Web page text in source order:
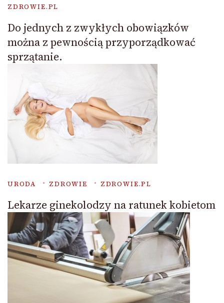
ZDROWIE.PL
Do jednych z zwykłych obowiązków
można z pewnością przyporządkować
sprzątanie.
URODA ZDROWIE ZDROWIE.PL
Lekarze ginekolodzy na ratunek kobietom